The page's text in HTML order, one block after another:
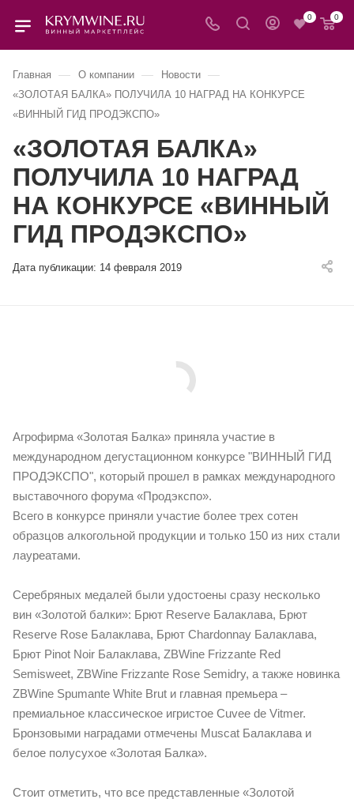
0 0
Главная — О компании — Новости —
«ЗОЛОТАЯ БАЛКА» ПОЛУЧИЛА 10 НАГРАД НА КОНКУРСЕ
«ВИННЫЙ ГИД ПРОДЭКСПО»
«ЗОЛОТАЯ БАЛКА»
ПОЛУЧИЛА 10 НАГРАД
НА КОНКУРСЕ «ВИННЫЙ
ГИД ПРОДЭКСПО»
Дата публикации: 14 февраля 2019
Агрофирма «Золотая Балка» приняла участие в
международном дегустационном конкурсе "ВИННЫЙ ГИД
ПРОДЭКСПО", который прошел в рамках международного
выставочного форума «Продэкспо».
Всего в конкурсе приняли участие более трех сотен
образцов алкогольной продукции и только 150 из них стали
лауреатами.
Серебряных медалей были удостоены сразу несколько
вин «Золотой балки»: Брют Reserve Балаклава, Брют
Reserve Rose Балаклава, Брют Chardonnay Балаклава,
Брют Pinot Noir Балаклава, ZBWine Frizzante Red
Semisweet, ZBWine Frizzante Rose Semidry, а также новинка
ZBWine Spumante White Brut и главная премьера –
премиальное классическое игристое Cuvee de Vitmer.
Бронзовыми наградами отмечены Muscat Балаклава и
белое полусухое «Золотая Балка».
Стоит отметить, что все представленные «Золотой